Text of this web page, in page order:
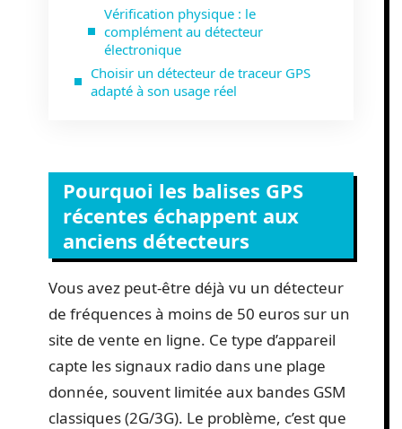
Vérification physique : le
complément au détecteur
électronique
Choisir un détecteur de traceur GPS
adapté à son usage réel
Pourquoi les balises GPS
récentes échappent aux
anciens détecteurs
Vous avez peut-être déjà vu un détecteur
de fréquences à moins de 50 euros sur un
site de vente en ligne. Ce type d’appareil
capte les signaux radio dans une plage
donnée, souvent limitée aux bandes GSM
classiques (2G/3G). Le problème, c’est que